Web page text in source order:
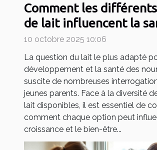
Comment les
de lait influencent la
votre bébé ?
10 octobre 2025 10:06
La question du lait le plus adapté
développement et la santé des
suscite de nombreuses
jeunes parents. Face à la diversité
lait disponibles, il est essentiel de
comment chaque option peut
croissance et le bien-être...